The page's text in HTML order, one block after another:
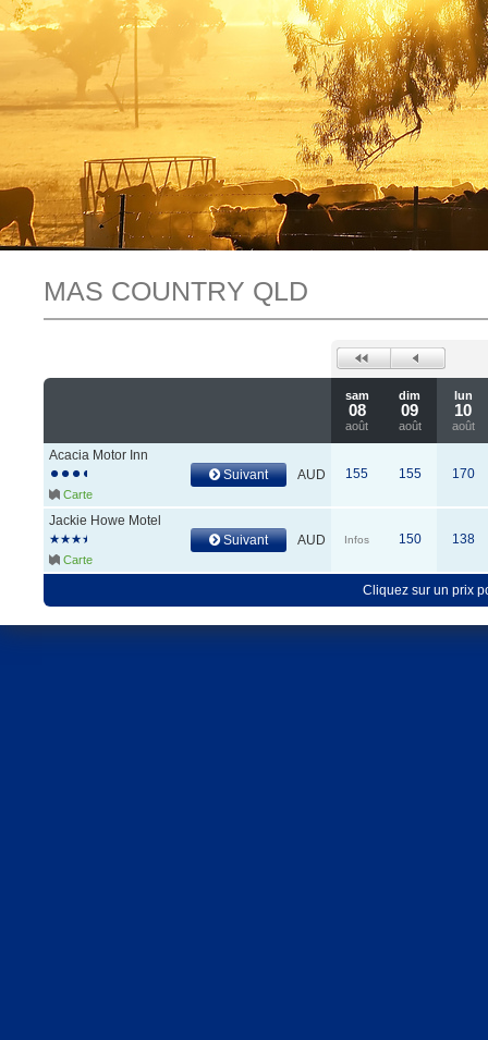
MAS COUNTRY QLD
sam
08
août
dim
09
août
lun
10
août
Acacia Motor Inn
Carte
Suivant AUD 155 155 170
Jackie Howe Motel
Carte
Suivant AUD Infos 150 138
Cliquez sur un prix